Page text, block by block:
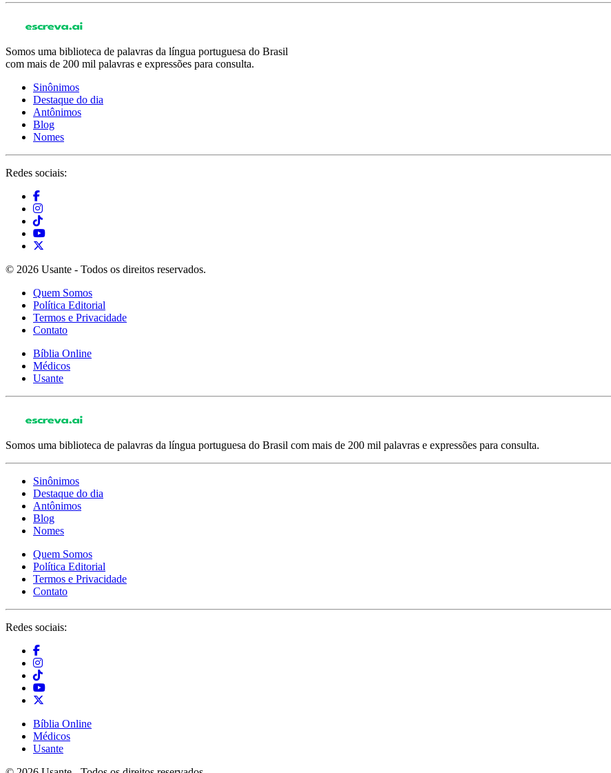
Somos uma biblioteca de palavras da língua portuguesa do Brasil
com mais de 200 mil palavras e expressões para consulta.
Sinônimos
Destaque do dia
Antônimos
Blog
Nomes
Redes sociais:
© 2026 Usante - Todos os direitos reservados.
Quem Somos
Política Editorial
Termos e Privacidade
Contato
Bíblia Online
Médicos
Usante
Somos uma biblioteca de palavras da língua portuguesa do Brasil com mais de 200 mil palavras e expressões para consulta.
Sinônimos
Destaque do dia
Antônimos
Blog
Nomes
Quem Somos
Política Editorial
Termos e Privacidade
Contato
Redes sociais:
Bíblia Online
Médicos
Usante